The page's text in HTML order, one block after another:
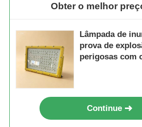
Obter o melhor
Lâmpada de
prova de
perigosas com
Continue